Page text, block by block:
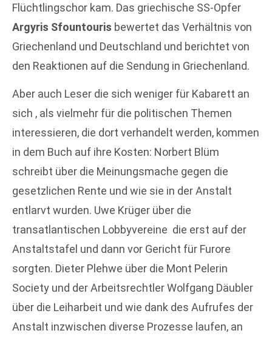
Flüchtlingschor kam. Das griechische SS-Opfer
Argyris Sfountouris bewertet das Verhältnis von
Griechenland und Deutschland und berichtet von
den Reaktionen auf die Sendung in Griechenland.
Aber auch Leser die sich weniger für Kabarett an
sich , als vielmehr für die politischen Themen
interessieren, die dort verhandelt werden, kommen
in dem Buch auf ihre Kosten: Norbert Blüm
schreibt über die Meinungsmache gegen die
gesetzlichen Rente und wie sie in der Anstalt
entlarvt wurden. Uwe Krüger über die
transatlantischen Lobbyvereine die erst auf der
Anstaltstafel und dann vor Gericht für Furore
sorgten. Dieter Plehwe über die Mont Pelerin
Society und der Arbeitsrechtler Wolfgang Däubler
über die Leiharbeit und wie dank des Aufrufes der
Anstalt inzwischen diverse Prozesse laufen, an